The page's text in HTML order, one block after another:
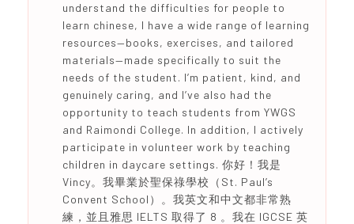
understand the difficulties for people to
learn chinese, I have a wide range of learning
resources—books, exercises, and tailored
materials—made specifically to suit the
needs of the student. I’m patient, kind, and
genuinely caring, and I’ve also had the
opportunity to teach students from YWGS
and Raimondi College. In addition, I actively
participate in volunteer work by teaching
children in daycare settings. 你好！我是
Vincy。我畢業於聖保祿學校（St. Paul’s
Convent School）。我英文和中文都非常熟
練，並且雅思 IELTS 取得了 8 。我在 IGCSE 英